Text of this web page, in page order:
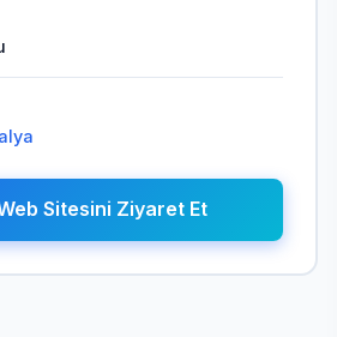
Sitesini Ziyaret Et